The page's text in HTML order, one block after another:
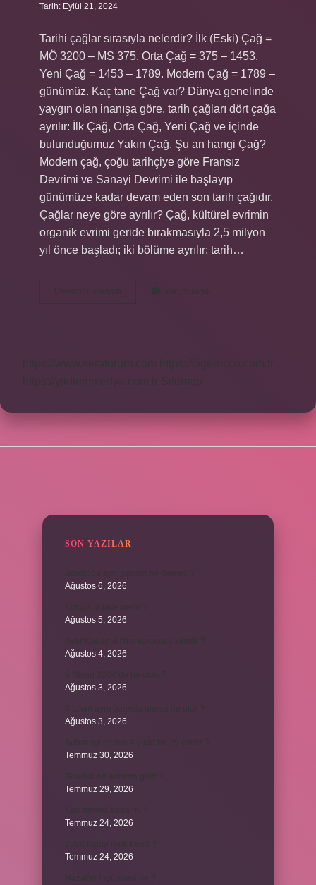
Tarih: Eylül 21, 2024
Tarihi çağlar sırasıyla nelerdir? İlk (Eski) Çağ =
MÖ 3200 – MS 375. Orta Çağ = 375 – 1453.
Yeni Çağ = 1453 – 1789. Modern Çağ = 1789 –
günümüz. Kaç tane Çağ var? Dünya genelinde
yaygın olan inanışa göre, tarih çağları dört çağa
ayrılır: İlk Çağ, Orta Çağ, Yeni Çağ ve içinde
bulunduğumuz Yakın Çağ. Şu an hangi Çağ?
Modern çağ, çoğu tarihçiye göre Fransız
Devrimi ve Sanayi Devrimi ile başlayıp
günümüze kadar devam eden son tarih çağıdır.
Çağlar neye göre ayrılır? Çağ, kültürel evrimin
organik evrimi geride bırakmasıyla 2,5 milyon
yıl önce başladı; iki bölüme ayrılır: tarih…
Devamını okuyun
Çağdan
Yorum Bırak
https://www.seraforum.com
https://cigerricco.com.tr
https://yildirimmedya.com.tr Sitemap
SON YAZILAR
Ağustos 6, 2026
Ağustos 5, 2026
Ağustos 4, 2026
Ağustos 3, 2026
Ağustos 3, 2026
Temmuz 30, 2026
Temmuz 29, 2026
Temmuz 24, 2026
Temmuz 24, 2026